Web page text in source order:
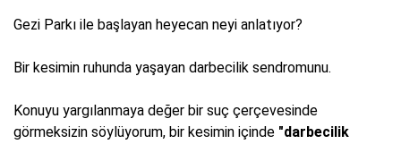
Gezi Parkı ile başlayan heyecan neyi anlatıyor?
Bir kesimin ruhunda yaşayan darbecilik sendromunu.
Konuyu yargılanmaya değer bir suç çerçevesinde
görmeksizin söylüyorum, bir kesimin içinde "darbecilik